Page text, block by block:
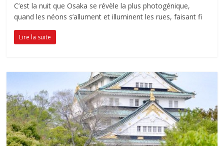
C’est la nuit que Osaka se révèle la plus photogénique,
quand les néons s’allument et illuminent les rues, faisant fi
Lire la suite